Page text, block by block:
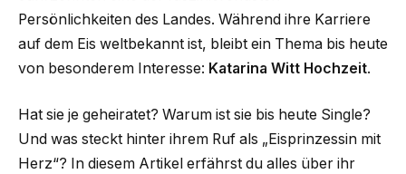
Persönlichkeiten des Landes. Während ihre Karriere
auf dem Eis weltbekannt ist, bleibt ein Thema bis heute
von besonderem Interesse: Katarina Witt Hochzeit.
Hat sie je geheiratet? Warum ist sie bis heute Single?
Und was steckt hinter ihrem Ruf als „Eisprinzessin mit
Herz“? In diesem Artikel erfährst du alles über ihr